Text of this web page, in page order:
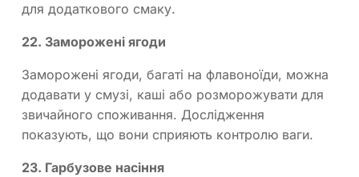
для додаткового смаку.
22. Заморожені ягоди
Заморожені ягоди, багаті на флавоноїди, можна
додавати у смузі, каші або розморожувати для
звичайного споживання. Дослідження
показують, що вони сприяють контролю ваги.
23. Гарбузове насіння